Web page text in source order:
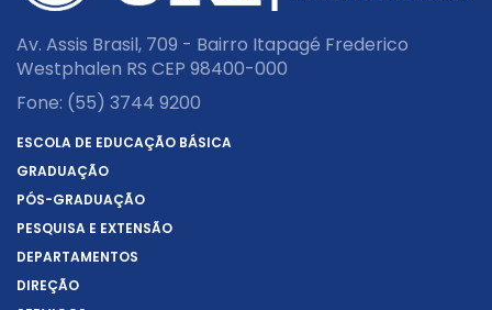
Av. Assis Brasil, 709 - Bairro Itapagé Frederico
Westphalen RS CEP 98400-000
Fone: (55) 3744 9200
ESCOLA DE EDUCAÇÃO BÁSICA
GRADUAÇÃO
PÓS-GRADUAÇÃO
PESQUISA E EXTENSÃO
DEPARTAMENTOS
DIREÇÃO